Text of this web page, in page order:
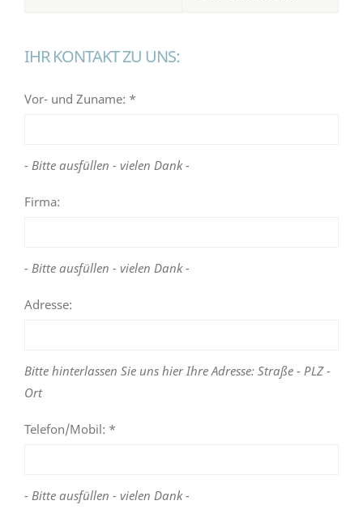
IHR KONTAKT ZU UNS:
Vor- und Zuname: *
- Bitte ausfüllen - vielen Dank -
Firma:
- Bitte ausfüllen - vielen Dank -
Adresse:
Bitte hinterlassen Sie uns hier Ihre Adresse: Straße - PLZ -
Ort
Telefon/Mobil: *
- Bitte ausfüllen - vielen Dank -